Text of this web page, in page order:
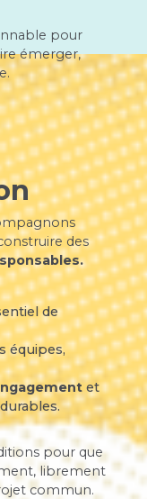
pour
émerger,
des
de
équipes,
et
pour que
librement
commun.